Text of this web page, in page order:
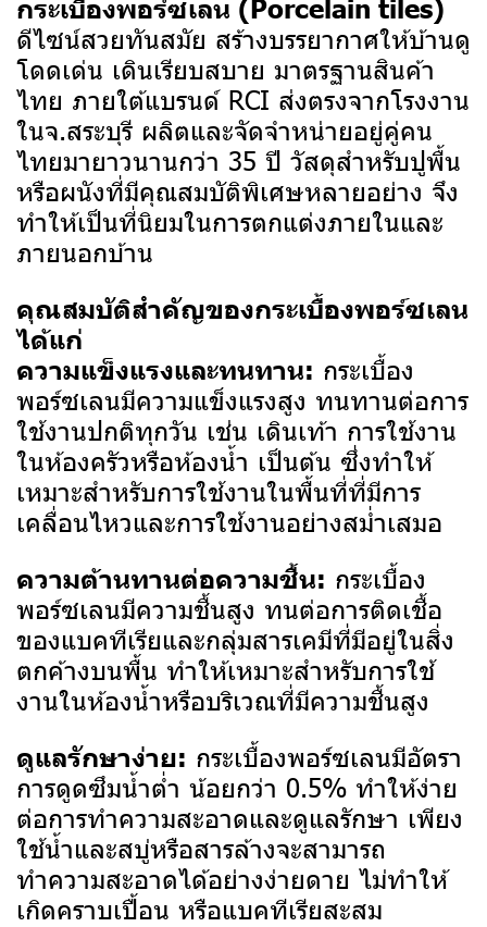
กระเบื้องพอร์ซเลน (Porcelain tiles)
ดีไซน์สวยทันสมัย สร้างบรรยากาศให้บ้านดู
โดดเด่น เดินเรียบสบาย มาตรฐานสินค้า
ไทย ภายใต้แบรนด์ RCI ส่งตรงจากโรงงาน
ในจ.สระบุรี ผลิตและจัดจำหน่ายอยู่คู่คน
ไทยมายาวนานกว่า 35 ปี วัสดุสำหรับปูพื้น
หรือผนังที่มีคุณสมบัติพิเศษหลายอย่าง จึง
ทำให้เป็นที่นิยมในการตกแต่งภายในและ
ภายนอกบ้าน
คุณสมบัติสำคัญของกระเบื้องพอร์ซเลน
ได้แก่
ความแข็งแรงและทนทาน: กระเบื้อง
พอร์ซเลนมีความแข็งแรงสูง ทนทานต่อการ
ใช้งานปกติทุกวัน เช่น เดินเท้า การใช้งาน
ในห้องครัวหรือห้องน้ำ เป็นต้น ซึ่งทำให้
เหมาะสำหรับการใช้งานในพื้นที่ที่มีการ
เคลื่อนไหวและการใช้งานอย่างสม่ำเสมอ
ความต้านทานต่อความชื้น: กระเบื้อง
พอร์ซเลนมีความชื้นสูง ทนต่อการติดเชื้อ
ของแบคทีเรียและกลุ่มสารเคมีที่มีอยู่ในสิ่ง
ตกค้างบนพื้น ทำให้เหมาะสำหรับการใช้
งานในห้องน้ำหรือบริเวณที่มีความชื้นสูง
ดูแลรักษาง่าย: กระเบื้องพอร์ซเลนมีอัตรา
การดูดซึมน้ำต่ำ น้อยกว่า 0.5% ทำให้ง่าย
ต่อการทำความสะอาดและดูแลรักษา เพียง
ใช้น้ำและสบู่หรือสารล้างจะสามารถ
ทำความสะอาดได้อย่างง่ายดาย ไม่ทำให้
เกิดคราบเปื้อน หรือแบคทีเรียสะสม